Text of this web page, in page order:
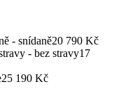
- snídaně20 790 Kč
- bez stravy17
25 190 Kč